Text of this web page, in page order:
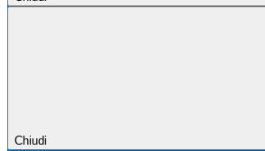
Chiudi